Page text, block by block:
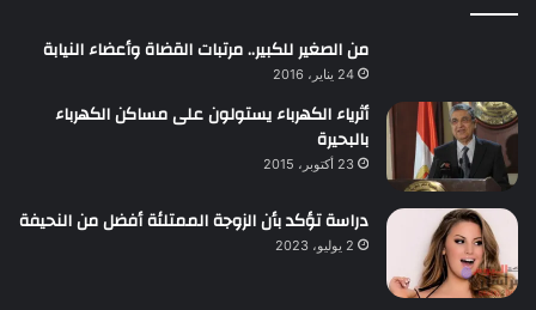
من الصغير للكبير.. مرتبات القضاة وأعضاء النيابة
24 يناير، 2016
أثرياء الكهرباء يستولون على مساكن الكهرباء
بالبحيرة
23 أكتوبر، 2015
دراسة تؤكد بأن الزوجة الممتلئة أفضل من النحيفة
2 يوليو، 2023